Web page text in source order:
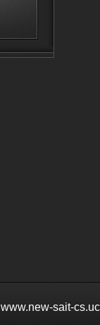
www.new-sait-